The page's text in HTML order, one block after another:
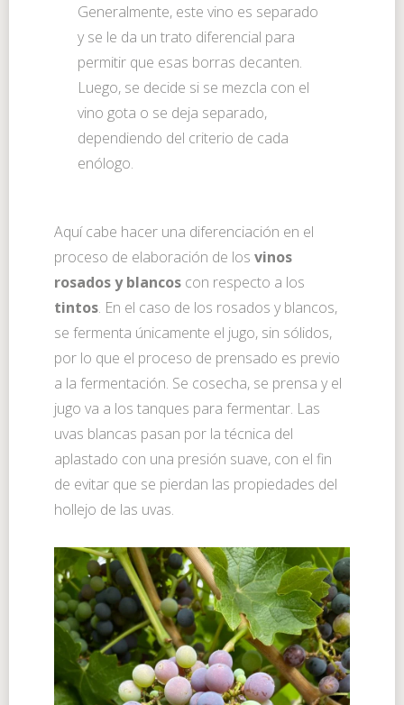
Generalmente, este vino es separado
y se le da un trato diferencial para
permitir que esas borras decanten.
Luego, se decide si se mezcla con el
vino gota o se deja separado,
dependiendo del criterio de cada
enólogo.
Aquí cabe hacer una diferenciación en el
proceso de elaboración de los vinos
rosados y blancos con respecto a los
tintos. En el caso de los rosados y blancos,
se fermenta únicamente el jugo, sin sólidos,
por lo que el proceso de prensado es previo
a la fermentación. Se cosecha, se prensa y el
jugo va a los tanques para fermentar. Las
uvas blancas pasan por la técnica del
aplastado con una presión suave, con el fin
de evitar que se pierdan las propiedades del
hollejo de las uvas.